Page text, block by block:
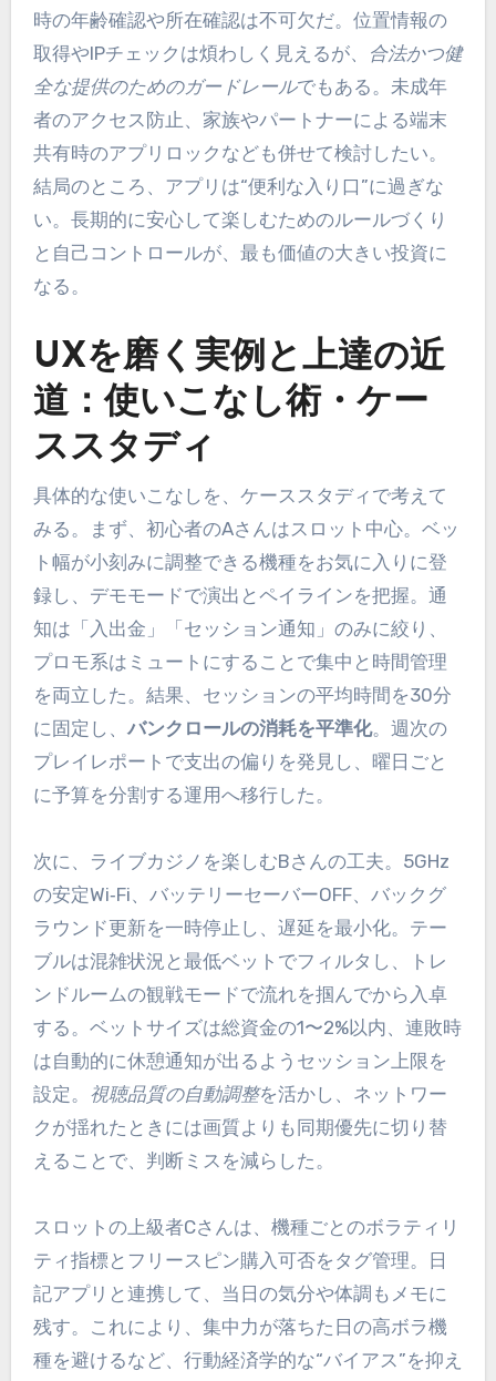
時の年齢確認や所在確認は不可欠だ。位置情報の
取得やIPチェックは煩わしく見えるが、
合法かつ健
全な提供のためのガードレールでもある。未成年
者のアクセス防止、家族やパートナーによる端末
共有時のアプリロックなども併せて検討したい。
結局のところ、アプリは“便利な入り口”に過ぎな
い。長期的に安心して楽しむためのルールづくり
と自己コントロールが、最も価値の大きい投資に
なる。
UXを磨く実例と上達の近
道：使いこなし術・ケー
ススタディ
具体的な使いこなしを、ケーススタディで考えて
みる。まず、初心者のAさんはスロット中心。ベッ
ト幅が小刻みに調整できる機種をお気に入りに登
録し、デモモードで演出とペイラインを把握。通
知は「入出金」「セッション通知」のみに絞り、
プロモ系はミュートにすることで集中と時間管理
を両立した。結果、セッションの平均時間を30分
に固定し、 バンクロールの消耗を平準化。週次の
プレイレポートで支出の偏りを発見し、曜日ごと
に予算を分割する運用へ移行した。
次に、ライブカジノを楽しむBさんの工夫。5GHz
の安定Wi‑Fi、バッテリーセーバーOFF、バックグ
ラウンド更新を一時停止し、遅延を最小化。テー
ブルは混雑状況と最低ベットでフィルタし、トレ
ンドルームの観戦モードで流れを掴んでから入卓
する。ベットサイズは総資金の1〜2%以内、連敗時
は自動的に休憩通知が出るようセッション上限を
設定。 視聴品質の自動調整を活かし、ネットワー
クが揺れたときには画質よりも同期優先に切り替
えることで、判断ミスを減らした。
スロットの上級者Cさんは、機種ごとのボラティリ
ティ指標とフリースピン購入可否をタグ管理。日
記アプリと連携して、当日の気分や体調もメモに
残す。これにより、集中力が落ちた日の高ボラ機
種を避けるなど、行動経済学的な“バイアス”を抑え